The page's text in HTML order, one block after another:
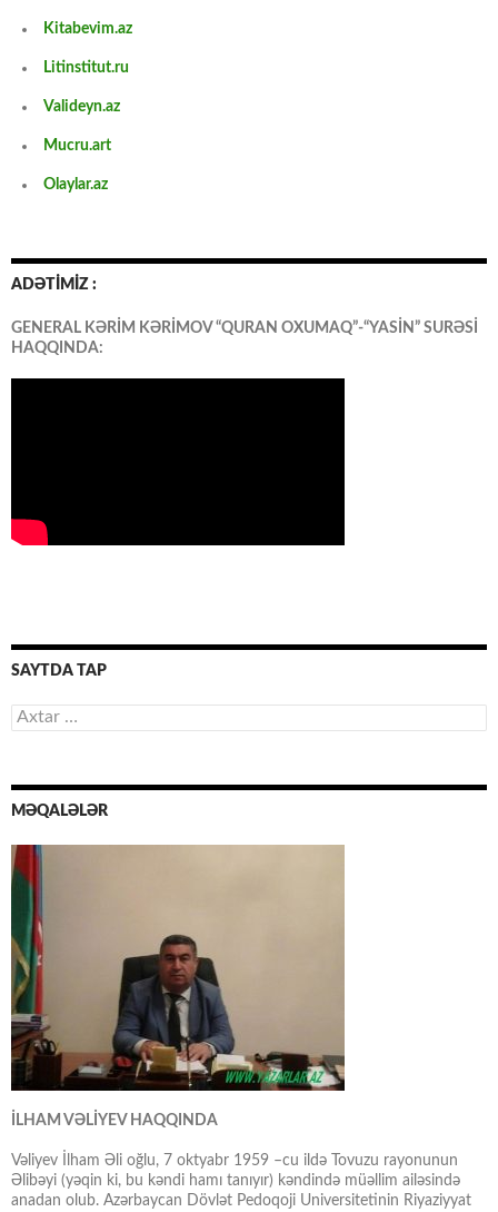
Kitabevim.az
Litinstitut.ru
Valideyn.az
Mucru.art
Olaylar.az
ADƏTİMİZ :
GENERAL KƏRİM KƏRİMOV “QURAN OXUMAQ”-“YASİN” SURƏSİ
HAQQINDA:
SAYTDA TAP
Axtarış:
MƏQALƏLƏR
İLHAM VƏLİYEV HAQQINDA
Vəliyev İlham Əli oğlu, 7 oktyabr 1959 –cu ildə Tovuzu rayonunun
Əlibəyi (yəqin ki, bu kəndi hamı tanıyır) kəndində müəllim ailəsində
anadan olub. Azərbaycan Dövlət Pedoqoji Universitetinin Riyaziyyat